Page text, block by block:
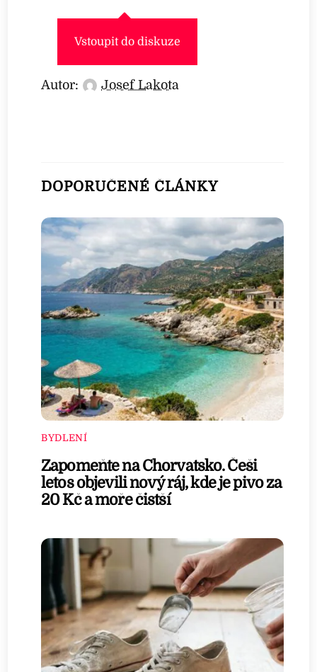
Vstoupit do diskuze
Autor: Josef Lakota
DOPORUČENÉ ČLÁNKY
BYDLENÍ
Zapomeňte na Chorvatsko. Češi
letos objevili nový ráj, kde je pivo za
20 Kč a moře čistší